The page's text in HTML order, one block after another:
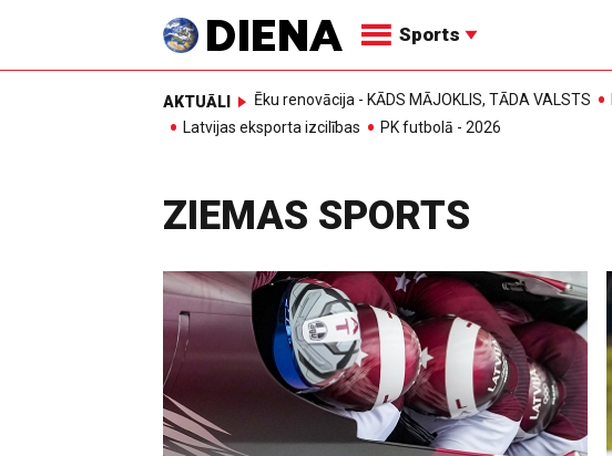
Sports
AKTUĀLI Ēku renovācija - KĀDS MĀJOKLIS, TĀDA VALSTS
Latvijas eksporta izcilības
PK futbolā - 2026
ZIEMAS SPORTS